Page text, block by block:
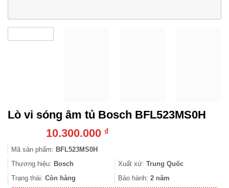
Lò vi sóng âm tủ Bosch BFL523MS0H
10.300.000 ₫
Mã sản phẩm: BFL523MS0H
Thương hiệu: Bosch Xuất xứ: Trung Quốc
Trạng thái: Còn hàng Bảo hành: 2 năm